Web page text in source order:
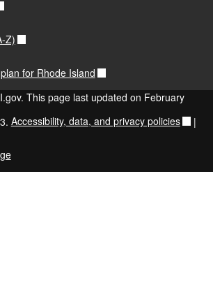
Z)
for Rhode Island
This page last updated on February
Accessibility, data, and privacy policies |